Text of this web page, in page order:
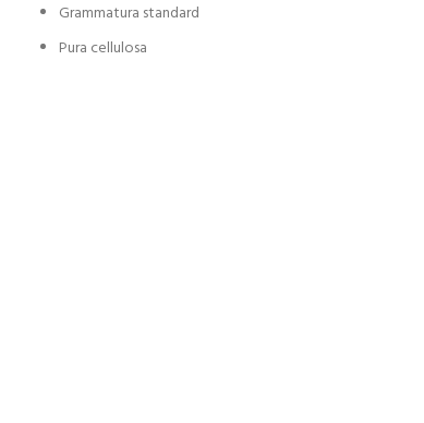
Grammatura standard
Pura cellulosa